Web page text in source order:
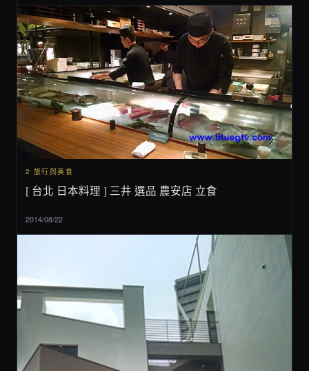
2 旅行與美食
[ 台北 日本料理 ] 三井 選品 農安店 立食
2014/08/22